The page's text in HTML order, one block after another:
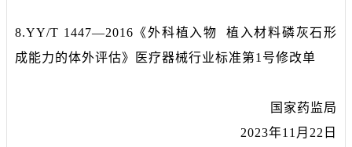
8.YY/T 1447—2016《外科植入物 植入材料磷灰石形
成能力的体外评估》医疗器械行业标准第1号修改单
国家药监局
2023年11月22日